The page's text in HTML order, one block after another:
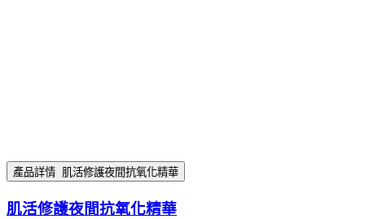
產品詳情 肌活修護夜間抗氧化精華
肌活修護夜間抗氧化精華